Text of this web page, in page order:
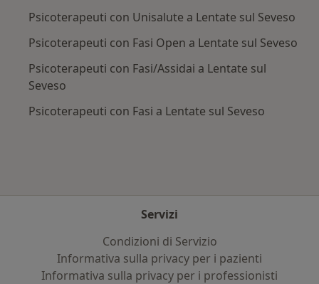
Psicoterapeuti con Unisalute a Lentate sul Seveso
Psicoterapeuti con Fasi Open a Lentate sul Seveso
Psicoterapeuti con Fasi/Assidai a Lentate sul
Seveso
Psicoterapeuti con Fasi a Lentate sul Seveso
Servizi
Condizioni di Servizio
Informativa sulla privacy per i pazienti
Informativa sulla privacy per i professionisti